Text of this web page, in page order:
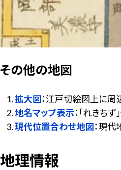
その他の地図
拡大図：江戸切絵図上に周
地名マップ表示：「れきち
現代位置合わせ地図：現
地理情報